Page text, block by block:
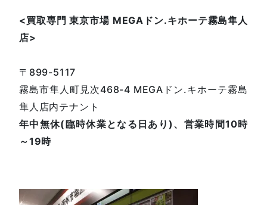
<買取専門 東京市場 MEGA ドン.キホーテ霧島隼人
店>
〒899-5117
霧島市隼人町見次468-4 MEGAドン.キホーテ霧島
隼人店内テナント
年中無休(臨時休業となる日あり)、営業時間10時
～19時